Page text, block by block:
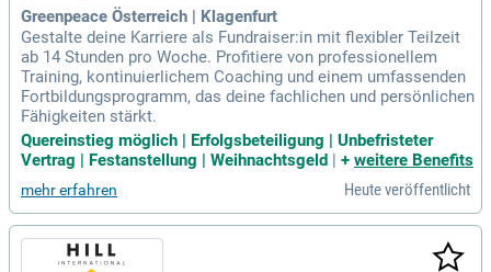
Greenpeace Österreich | Klagenfurt
Gestalte deine Karriere als Fundraiser:in mit flexibler Teilzeit
ab 14 Stunden pro Woche. Profitiere von professionellem
Training, kontinuierlichem Coaching und einem umfassenden
Fortbildungsprogramm, das deine fachlichen und persönlichen
Fähigkeiten stärkt.
Quereinstieg möglich | Erfolgsbeteiligung | Unbefristeter
Vertrag | Festanstellung | Weihnachtsgeld | + weitere Benefits
mehr erfahren Heute veröffentlicht